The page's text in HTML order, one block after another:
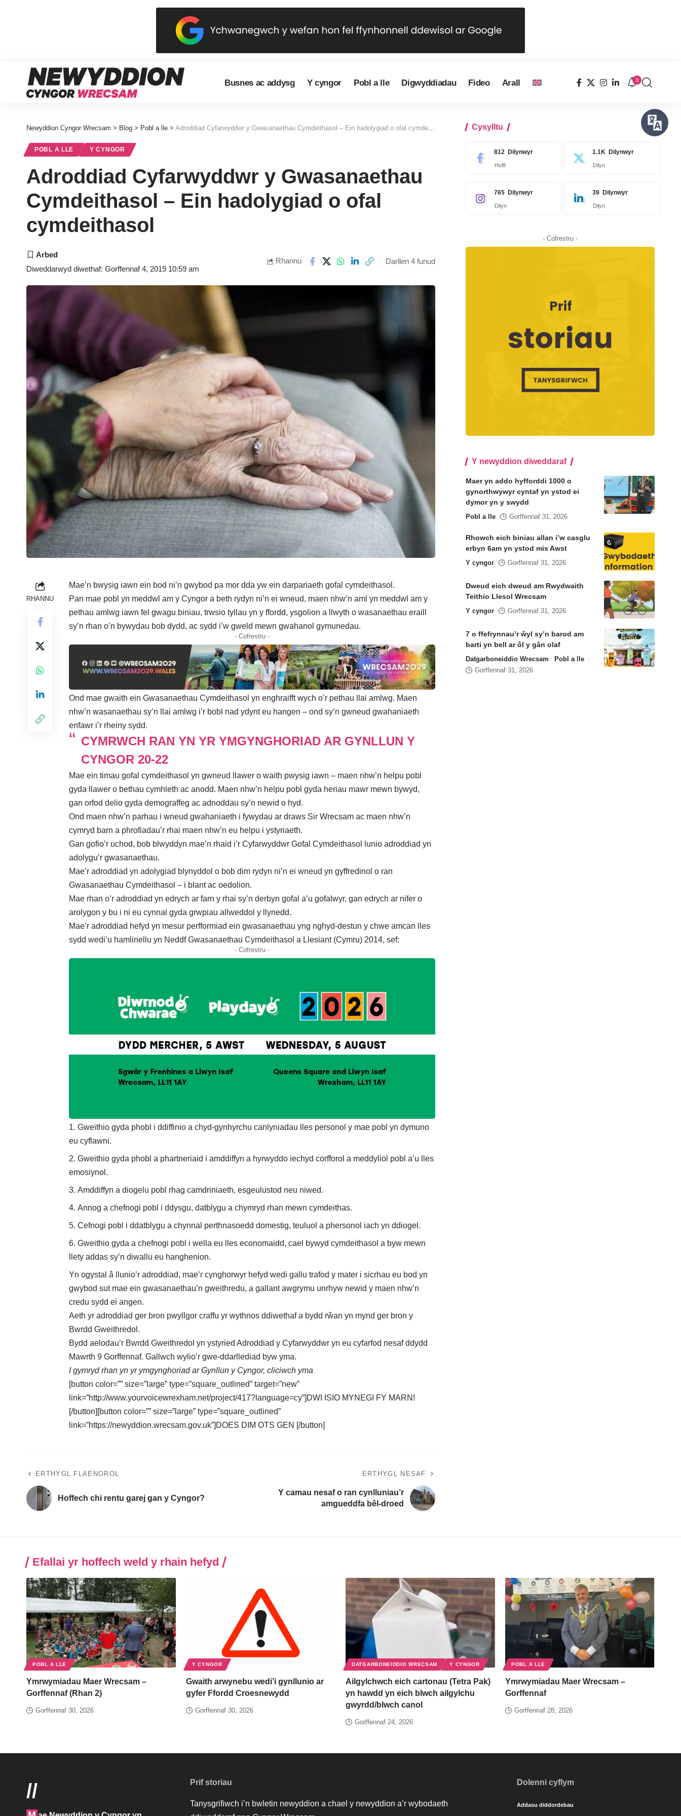
Busnes ac addysg Y cyngor Pobl a lle Digwyddiadau Fideo Arall 3
Newyddion Cyngor Wrecsam > Blog > Pobl a lle > Adroddiad Cyfarwyddwr y Gwasanaethau Cymdeithasol – Ein hadolygiad o ofal cymdeithasol
POBL A LLE Y CYNGOR
Adroddiad Cyfarwyddwr y Gwasanaethau
Cymdeithasol – Ein hadolygiad o ofal
cymdeithasol
Diweddarwyd diwethaf: Gorffennaf 4, 2019 10:59 am
Rhannu Darllen 4 funud
RHANNU
Mae’n bwysig iawn ein bod ni’n gwybod pa mor dda yw ein darpariaeth gofal cymdeithasol.
Pan mae pobl yn meddwl am y Cyngor a beth rydyn ni’n ei wneud, maen nhw’n aml yn meddwl am y
pethau amlwg iawn fel gwagu biniau, trwsio tyllau yn y ffordd, ysgolion a llwyth o wasanaethau eraill
sy’n rhan o’n bywydau bob dydd, ac sydd i’w gweld mewn gwahanol gymunedau.
- Cofrestru -
Ond mae gwaith ein Gwasanaethau Cymdeithasol yn enghraifft wych o’r pethau llai amlwg. Maen
nhw’n wasanaethau sy’n llai amlwg i’r bobl nad ydynt eu hangen – ond sy’n gwneud gwahaniaeth
enfawr i’r rheiny sydd.
CYMRWCH RAN YN YR YMGYNGHORIAD AR GYNLLUN Y
CYNGOR 20-22
Mae ein timau gofal cymdeithasol yn gwneud llawer o waith pwysig iawn – maen nhw’n helpu pobl
gyda llawer o bethau cymhleth ac anodd. Maen nhw’n helpu pobl gyda heriau mawr mewn bywyd,
gan orfod delio gyda demograffeg ac adnoddau sy’n newid o hyd.
Ond maen nhw’n parhau i wneud gwahaniaeth i fywydau ar draws Sir Wrecsam ac maen nhw’n
cymryd barn a phrofiadau’r rhai maen nhw’n eu helpu i ystyriaeth.
Gan gofio’r uchod, bob blwyddyn mae’n rhaid i’r Cyfarwyddwr Gofal Cymdeithasol lunio adroddiad yn
adolygu’r gwasanaethau.
Mae’r adroddiad yn adolygiad blynyddol o bob dim rydyn ni’n ei wneud yn gyffredinol o ran
Gwasanaethau Cymdeithasol – i blant ac oedolion.
Mae rhan o’r adroddiad yn edrych ar farn y rhai sy’n derbyn gofal a’u gofalwyr, gan edrych ar nifer o
arolygon y bu i ni eu cynnal gyda grwpiau allweddol y llynedd.
Mae’r adroddiad hefyd yn mesur perfformiad ein gwasanaethau yng nghyd-destun y chwe amcan lles
sydd wedi’u hamlinellu yn Neddf Gwasanaethau Cymdeithasol a Llesiant (Cymru) 2014, sef:
- Cofrestru -
Gweithio gyda phobl i ddiffinio a chyd-gynhyrchu canlyniadau lles personol y mae pobl yn dymuno
eu cyflawni.
Gweithio gyda phobl a phartneriaid i amddiffyn a hyrwyddo iechyd corfforol a meddyliol pobl a’u lles
emosiynol.
Amddiffyn a diogelu pobl rhag camdriniaeth, esgeulustod neu niwed.
Annog a chefnogi pobl i ddysgu, datblygu a chymryd rhan mewn cymdeithas.
Cefnogi pobl i ddatblygu a chynnal perthnasoedd domestig, teuluol a phersonol iach yn ddiogel.
Gweithio gyda a chefnogi pobl i wella eu lles economaidd, cael bywyd cymdeithasol a byw mewn
llety addas sy’n diwallu eu hanghenion.
Yn ogystal â llunio’r adroddiad, mae’r cynghorwyr hefyd wedi gallu trafod y mater i sicrhau eu bod yn
gwybod sut mae ein gwasanaethau’n gweithredu, a gallant awgrymu unrhyw newid y maen nhw’n
credu sydd ei angen.
Aeth yr adroddiad ger bron pwyllgor craffu yr wythnos ddiwethaf a bydd rŵan yn mynd ger bron y
Bwrdd Gweithredol.
Bydd aelodau’r Bwrdd Gweithredol yn ystyried Adroddiad y Cyfarwyddwr yn eu cyfarfod nesaf ddydd
Mawrth 9 Gorffennaf. Gallwch wylio’r gwe-ddarllediad byw yma.
I gymryd rhan yn yr ymgynghoriad ar Gynllun y Cyngor, cliciwch yma
[button color=”” size=”large” type=”square_outlined” target=”new”
link=”http://www.yourvoicewrexham.net/project/417?language=cy”]DWI ISIO MYNEGI FY MARN!
[/button][button color=”” size=”large” type=”square_outlined”
link=”https://newyddion.wrecsam.gov.uk”]DOES DIM OTS GEN [/button]
ERTHYGL FLAENOROL
Hoffech chi rentu garej gan y Cyngor?
ERTHYGL NESAF
Y camau nesaf o ran cynlluniau’r
amgueddfa bêl-droed
Cysylltu
812 Dilynwyr
Hoffi
1.1K Dilynwyr
Dilyn
765 Dilynwyr
Dilyn
39 Dilynwyr
Dilyn
- Cofrestru -
Y newyddion diweddaraf
Maer yn addo hyfforddi 1000 o
gynorthwywyr cyntaf yn ystod ei
dymor yn y swydd
Pobl a lle Gorffennaf 31, 2026
Rhowch eich biniau allan i’w casglu
erbyn 6am yn ystod mis Awst
Y cyngor Gorffennaf 31, 2026
Dweud eich dweud am Rwydwaith
Teithio Llesol Wrecsam
Y cyngor Gorffennaf 31, 2026
7 o ffefrynnau’r ŵyl sy’n barod am
barti yn bell ar ôl y gân olaf
Datgarboneiddio Wrecsam
Pobl a lle
Gorffennaf 31, 2026
Efallai yr hoffech weld y rhain hefyd
POBL A LLE
Ymrwymiadau Maer Wrecsam –
Gorffennaf (Rhan 2)
Gorffennaf 30, 2026
Y CYNGOR
Gwaith arwynebu wedi’i gynllunio ar
gyfer Ffordd Croesnewydd
Gorffennaf 30, 2026
DATGARBONEIDDIO WRECSAM Y CYNGOR
Ailgylchwch eich cartonau (Tetra Pak)
yn hawdd yn eich blwch ailgylchu
gwyrdd/blwch canol
Gorffennaf 24, 2026
POBL A LLE
Ymrwymiadau Maer Wrecsam –
Gorffennaf
Gorffennaf 28, 2026
// Prif storiau
Tanysgrifiwch i’n bwletin newyddion a chael y newyddion a’r wybodaeth
Dolenni cyflym
Addasu diddordebau